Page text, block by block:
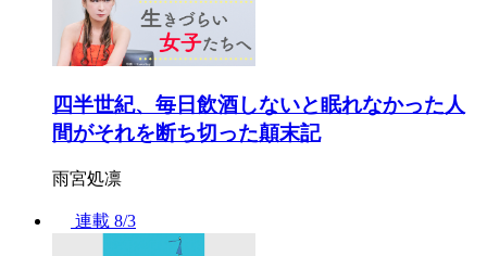
四半世紀、毎日飲酒しないと眠れなかった人
間がそれを断ち切った顛末記
雨宮処凛
連載 8/3